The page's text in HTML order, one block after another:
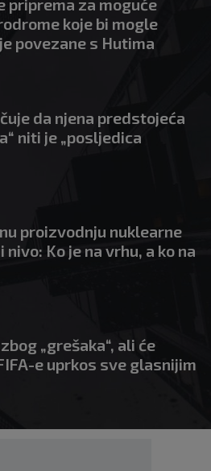
priprema za moguće
koje bi mogle
povezane s Hutima
da njena predstojeća
niti je „posljedica
proizvodnju nuklearne
Ko je na vrhu, a ko na
„grešaka“, ali će
e uprkos sve glasnijim